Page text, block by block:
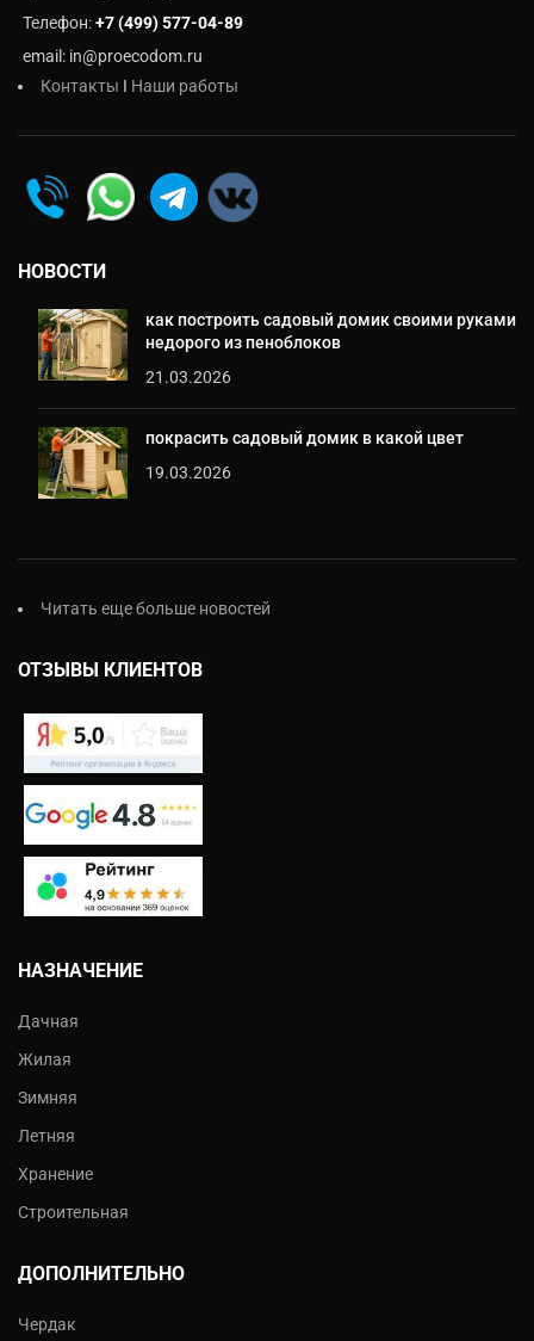
Телефон:+7 (499) 577-04-89
email: in@proecodom.ru
Контакты I Наши работы
НОВОСТИ
как построить садовый домик своими руками
недорого из пеноблоков
21.03.2026
покрасить садовый домик в какой цвет
19.03.2026
Читать еще больше новостей
ОТЗЫВЫ КЛИЕНТОВ
НАЗНАЧЕНИЕ
Дачная
Жилая
Зимняя
Летняя
Хранение
Строительная
ДОПОЛНИТЕЛЬНО
Чердак